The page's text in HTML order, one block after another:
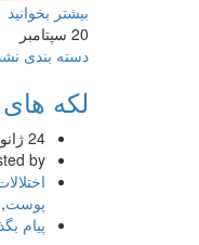
بیشتر بخوانید
20 سپتامبر
دسته بندی
لکه
24 ژانویه، 2021
by
پوست,
پیام